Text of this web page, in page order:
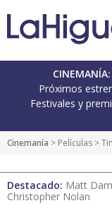
CINEMANÍA:
Próximos
Festivales y
Cinemanía > Películas >
Destacado: Matt
Christopher Nolan